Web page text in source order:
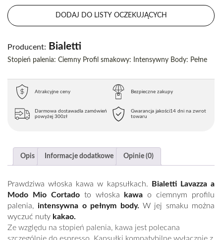
DODAJ DO LISTY OCZEKUJĄCYCH
Producent: Bialetti
Stopień palenia: Ciemny Profil smakowy: Intensywny Body: Pełne
Atrakcyjne ceny Bezpieczne zakupy
Darmowa dostawadla zamówień
powyżej 300zł
Gwarancja jakości14 dni na zwrot
towaru
Opis Informacje dodatkowe Opinie (0)
Prawdziwa włoska kawa w kapsułkach. Bialetti
Lavazza a
Modo Mio Cortadoto włoska kawao ciemnym profilu
palenia,intensywna o pełnym body. W jej smaku można
wyczuć nuty kakao.
Ze względu na stopień palenia, kawa jest polecana